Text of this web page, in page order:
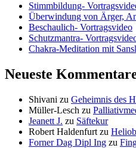
Stimmbildung-
Überwindung von Ärger,
Beschaulich- Vortragsvideo
Schutzmantra-
Chakra-Meditation mit
Neueste
Shivani zu Geheimnis des
Müller-Lesch zu
Jeanett J. zu Säftekur
Robert Haldenfurt zu
Forner Dag Dipl Ing zu